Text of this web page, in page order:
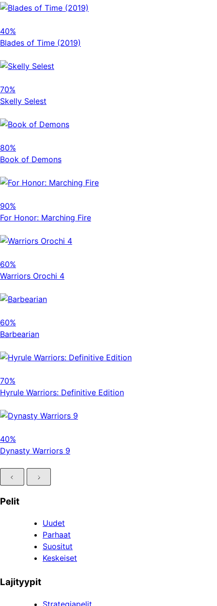
40%
Blades of Time (2019)
70%
Skelly Selest
80%
Book of Demons
90%
For Honor: Marching Fire
60%
Warriors Orochi 4
60%
Barbearian
70%
Hyrule Warriors: Definitive Edition
40%
Dynasty Warriors 9
Pelit
Uudet
Parhaat
Suositut
Keskeiset
Lajityypit